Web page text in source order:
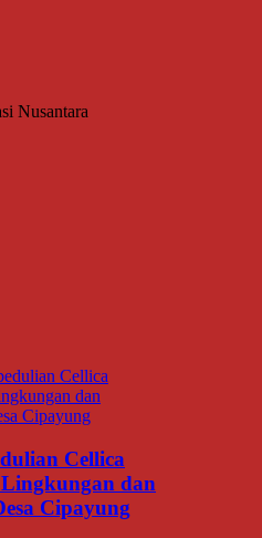
Nusantara
Cellica
dan
Cipayung